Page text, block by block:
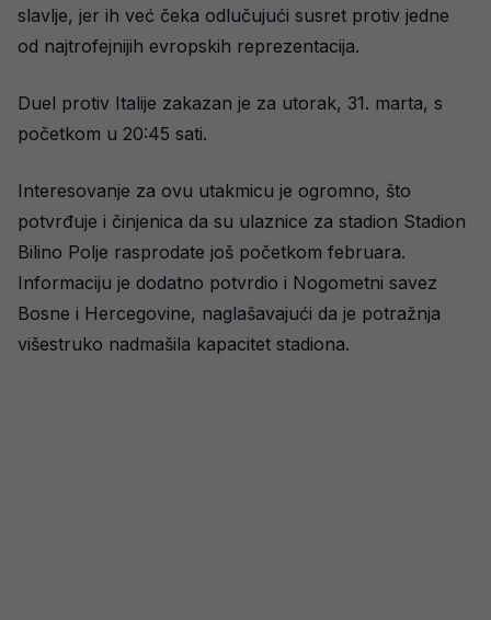
slavlje, jer ih već čeka odlučujući susret protiv jedne
od najtrofejnijih evropskih reprezentacija.
Duel protiv Italije zakazan je za utorak, 31. marta, s
početkom u 20:45 sati.
Interesovanje za ovu utakmicu je ogromno, što
potvrđuje i činjenica da su ulaznice za stadion Stadion
Bilino Polje rasprodate još početkom februara.
Informaciju je dodatno potvrdio i Nogometni savez
Bosne i Hercegovine, naglašavajući da je potražnja
višestruko nadmašila kapacitet stadiona.